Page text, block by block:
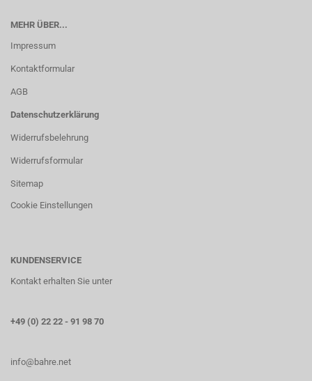
MEHR ÜBER...
Impressum
Kontaktformular
AGB
Datenschutzerklärung
Widerrufsbelehrung
Widerrufsformular
Sitemap
Cookie Einstellungen
KUNDENSERVICE
Kontakt erhalten Sie unter
+49 (0) 22 22 - 91 98 70
info@bahre.net